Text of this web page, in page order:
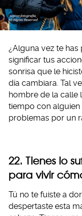
¿Alguna vez te
significar tus
sonrisa que le
día cambiara. Tal
hombre de la calle
tiempo con
problemas por un
22. Tienes lo
para vivir
Tú no te fuiste a
despertaste esta